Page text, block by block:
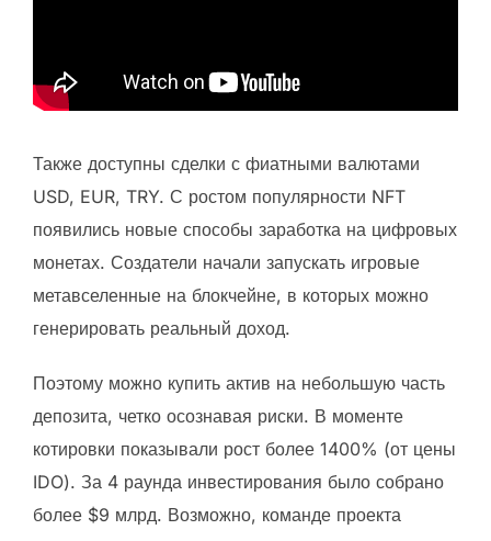
Также доступны сделки с фиатными валютами
USD, EUR, TRY. С ростом популярности NFT
появились новые способы заработка на цифровых
монетах. Создатели начали запускать игровые
метавселенные на блокчейне, в которых можно
генерировать реальный доход.
Поэтому можно купить актив на небольшую часть
депозита, четко осознавая риски. В моменте
котировки показывали рост более 1400% (от цены
IDO). За 4 раунда инвестирования было собрано
более $9 млрд. Возможно, команде проекта